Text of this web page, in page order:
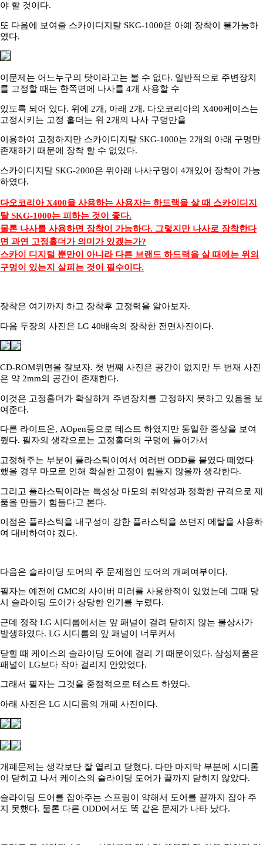
야 할 것이다.
또 다음에 보여줄 스카이디지탈 SKG-1000은 아예 장착이 불가능하
였다.
이문제는 어느누구의 탓이라고는 볼 수 없다. 일반적으로 주변장치
를 고정할 때는 한쪽면에 나사를 4개 사용할 수
있도록 되어 있다. 위에 2개, 아래 2개. 다오코리아의 X400케이스는
고정시키는 고정 홀더는 위 2개의 나사 구멍만을
이용하여 고정하지만 스카이디지탈 SKG-1000는 2개의 아래 구멍만
존재하기 때문에 장착 할 수 없었다.
스카이디지탈 SKG-2000은 위아래 나사구멍이 4개있어 장착이 가능
하였다.
다오코리아 X400을 사용하는 사용자는 하드랙을 살 때 스카이디지
탈 SKG-1000는 피하는 것이 좋다.
물론 나사를 사용하면 장착이 가능하다. 그렇지만 나사로 장착한다
면 과연 고정홀더가 의미가 있겠는가?
스카이 디지털 뿐만이 아니라 다른 브랜드 하드랙을 살 때에는 위의
구멍이 있는지 살피는 것이 필수이다.
장착은 여기까지 하고 장착후 고정력을 알아보자.
다음 두장의 사진은 LG 40배속의 장착한 전면사진이다.
CD-ROM위면을 잘보자. 첫 번째 사진은 공간이 없지만 두 번재 사진
은 약 2mm의 공간이 존재한다.
이것은 고정홀더가 확실하게 주변장치를 고정하지 못하고 있음을 보
여준다.
다른 라이트온, AOpen등으로 테스트 하였지만 동일한 증상을 보여
줬다. 필자의 생각으로는 고정홀더의 구멍에 들어가서
고정해주는 부분이 플라스틱이여서 여러번 ODD를 붙였다 떼었다
했을 경우 마모로 인해 확실한 고정이 힘들지 않을까 생각한다.
그리고 플라스틱이라는 특성상 마모의 취약성과 정확한 규격으로 제
품을 만들기 힘들다고 본다.
이점은 플라스틱을 내구성이 강한 플라스틱을 쓰던지 메탈을 사용하
여 대비하여야 겠다.
다음은 슬라이딩 도어의 주 문제점인 도어의 개폐여부이다.
필자는 예전에 GMC의 사이버 미러를 사용한적이 있었는데 그때 당
시 슬라이딩 도어가 상당한 인기를 누렸다.
근데 정작 LG 시디롬에서는 앞 패널이 걸려 닫히지 않는 불상사가
발생하였다. LG 시디롬의 앞 패널이 너무커서
닫힐 때 케이스의 슬라이딩 도어에 걸리 기 때문이었다. 삼성제품은
패널이 LG보다 작아 걸리지 안았었다.
그래서 필자는 그것을 중점적으로 테스트 하였다.
아래 사진은 LG 시디롬의 개폐 사진이다.
개폐문제는 생각보단 잘 열리고 닫혔다. 다만 마지막 부분에 시디롬
이 닫히고 나서 케이스의 슬라이딩 도어가 끝까지 닫히지 않았다.
슬라이딩 도어를 잡아주는 스프링이 약해서 도어를 끝까지 잡아 주
지 못했다. 물론 다른 ODD에서도 똑 같은 문제가 나타 났다.